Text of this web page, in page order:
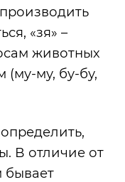
«зя» –
животных
му, бу-бу,
В отличие от
бывает